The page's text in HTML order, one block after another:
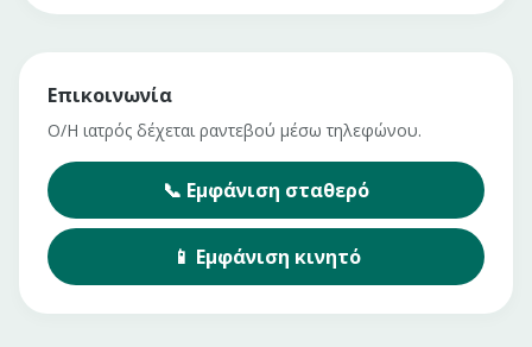
Επικοινωνία
Ο/Η ιατρός δέχεται ραντεβού μέσω τηλεφώνου.
📞 Εμφάνιση σταθερό
📱 Εμφάνιση κινητό